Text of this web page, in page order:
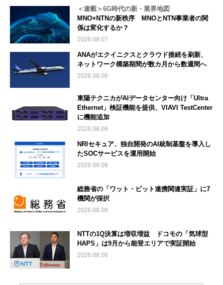
＜連載＞6G時代の新・業界地図
MNO×NTNの新秩序 MNOとNTN事業者の関
係は変化するか？
2026.08.07
ANAがエクイニクスとクラウド接続を刷新、
ネットワーク構築期間が数カ月から数週間へ
2026.08.06
東陽テクニカがAIデータセンター向け「Ultra
Ethernet」検証機能を提供、VIAVI TestCenter
に機能追加
2026.08.06
NRIセキュア、独自開発のAI統制基盤を導入し
たSOCサービスを運用開始
2026.08.06
総務省の「ワット・ビット連携関連実証」に7
機関が採択
2026.08.06
NTTの1Q決算は増収増益 ドコモの「気球型
HAPS」は9月から能登エリアで実証開始
2026.08.06